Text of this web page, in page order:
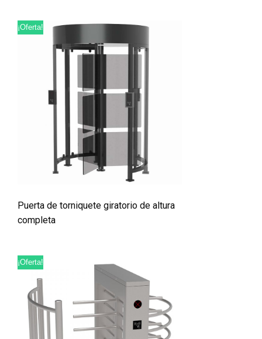
¡Oferta!
Puerta de torniquete giratorio de altura
completa
¡Oferta!